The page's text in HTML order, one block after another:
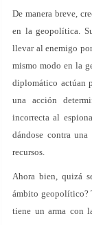
De manera breve,
en la geopolítica.
llevar al enemigo
mismo modo en la
diplomático actúan
una acción
incorrecta al
dándose contra
recursos.
Ahora bien, quizá
ámbito geopolítico?
tiene un arma con